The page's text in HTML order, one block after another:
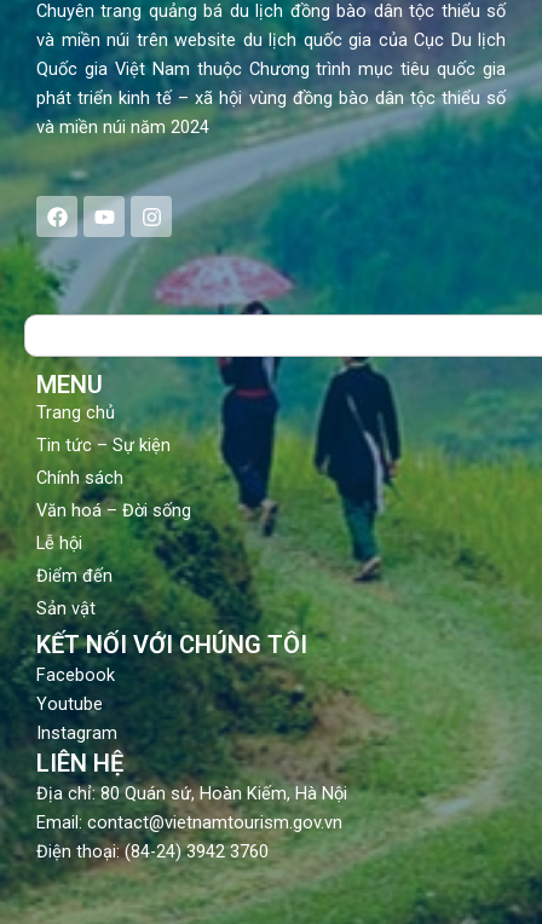
Chuyên trang quảng bá du lịch đồng bào dân tộc thiểu số
và miền núi trên website du lịch quốc gia của Cục Du lịch
Quốc gia Việt Nam thuộc Chương trình mục tiêu quốc gia
phát triển kinh tế – xã hội vùng đồng bào dân tộc thiểu số
và miền núi năm 2024
F
a
e
b
o
Y
o
t
u
b
I
n
s
a
g
Search
MENU
Trang chủ
Tin tức – Sự kiện
Chính sách
Văn hoá – Đời sống
Lễ hội
Điểm đến
Sản vật
KẾT NỐI VỚI CHÚNG TÔI
Facebook
Youtube
Instagram
LIÊN HỆ
Địa chỉ: 80 Quán sứ, Hoàn Kiếm, Hà Nội
Email: contact@vietnamtourism.gov.vn
Điện thoại: (84-24) 3942 3760